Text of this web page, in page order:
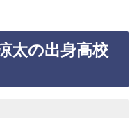
太の出身高校